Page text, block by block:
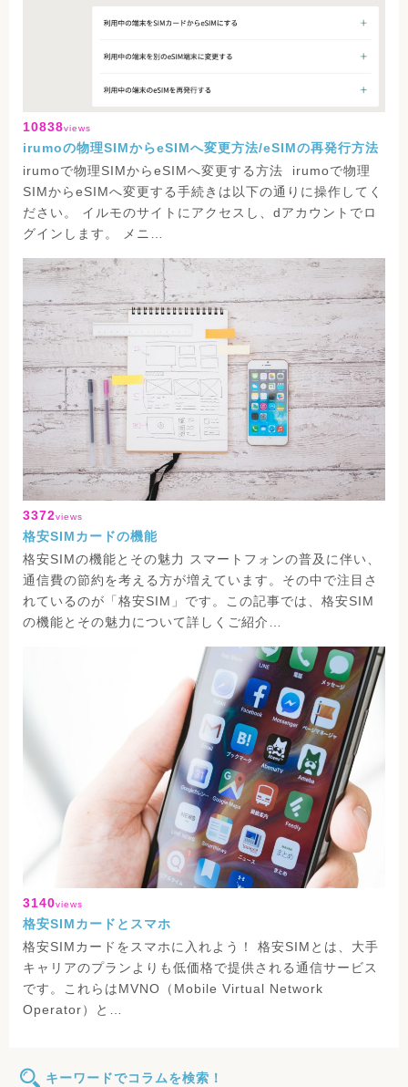
10838views
irumoの物理SIMからeSIMへ変更方法/eSIMの再発行方法
irumoで物理SIMからeSIMへ変更する方法 irumoで物理
SIMからeSIMへ変更する手続きは以下の通りに操作してく
ださい。 イルモのサイトにアクセスし、dアカウントでロ
グインします。 メニ…
3372views
格安SIMカードの機能
格安SIMの機能とその魅力 スマートフォンの普及に伴い、
通信費の節約を考える方が増えています。その中で注目さ
れているのが「格安SIM」です。この記事では、格安SIM
の機能とその魅力について詳しくご紹介…
3140views
格安SIMカードとスマホ
格安SIMカードをスマホに入れよう！ 格安SIMとは、大手
キャリアのプランよりも低価格で提供される通信サービス
です。これらはMVNO（Mobile Virtual Network
Operator）と…
キーワードでコラムを検索！